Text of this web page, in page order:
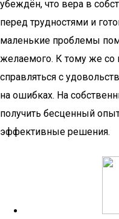
убеждён, что вера в
перед трудностями и
маленькие проблемы
желаемого. К тому же со
справляться с
на ошибках. На
получить бесценный
эффективные решения.